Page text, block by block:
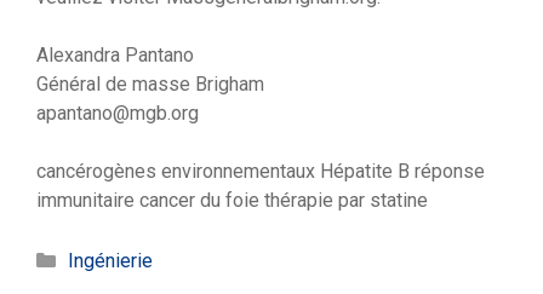
Alexandra Pantano
Général de masse Brigham
apantano@mgb.org
cancérogènes environnementaux Hépatite B réponse
immunitaire cancer du foie thérapie par statine
Catégories
Ingénierie